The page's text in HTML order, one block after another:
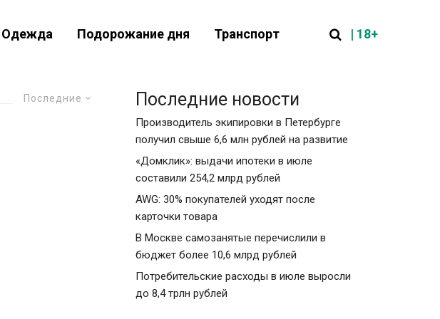
Одежда Подорожание дня Транспорт | 18+
Последние Последние новости
Производитель экипировки в Петербурге
получил свыше 6,6 млн рублей на развитие
«Домклик»: выдачи ипотеки в июле
составили 254,2 млрд рублей
AWG: 30% покупателей уходят после
карточки товара
В Москве самозанятые перечислили в
бюджет более 10,6 млрд рублей
Потребительские расходы в июле выросли
до 8,4 трлн рублей